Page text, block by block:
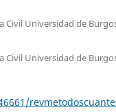
Civil Universidad de
Civil Universidad de